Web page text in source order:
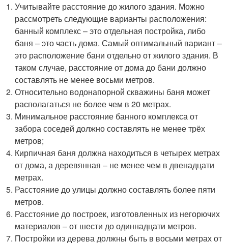
Учитывайте расстояние до жилого здания. Можно
рассмотреть следующие варианты расположения:
банный комплекс – это отдельная постройка, либо
баня – это часть дома. Самый оптимальный вариант –
это расположение бани отдельно от жилого здания. В
таком случае, расстояние от дома до бани должно
составлять не менее восьми метров.
Относительно водонапорной скважины баня может
располагаться не более чем в 20 метрах.
Минимальное расстояние банного комплекса от
забора соседей должно составлять не менее трёх
метров;
Кирпичная баня должна находиться в четырех метрах
от дома, а деревянная – не менее чем в двенадцати
метрах.
Расстояние до улицы должно составлять более пяти
метров.
Расстояние до построек, изготовленных из негорючих
материалов – от шести до одиннадцати метров.
Постройки из дерева должны быть в восьми метрах от